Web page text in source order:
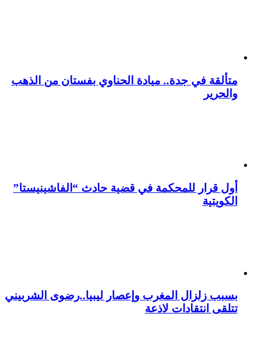
متألقة في جدة.. ميادة الحناوي بفستان من الذهب
والحرير
أول قرار للمحكمة في قضية حادث “الفاشينيستا”
الكويتية
بسبب زلزال المغرب وإعصار ليبيا..رضوى الشربيني
تتلقى انتقادات لاذعة